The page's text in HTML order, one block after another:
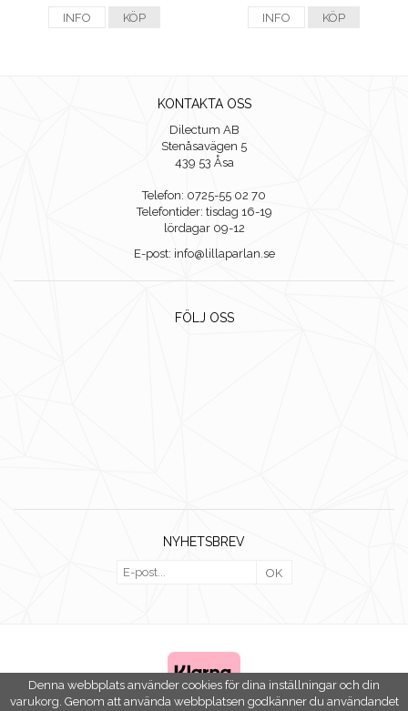
INFO KÖP INFO KÖP
KONTAKTA OSS
Dilectum AB
Stenåsavägen 5
439 53 Åsa
Telefon: 0725-55 02 70
Telefontider: tisdag 16-19
lördagar 09-12
E-post: info@lillaparlan.se
FÖLJ OSS
NYHETSBREV
OK
Denna webbplats använder cookies för dina inställningar och din
varukorg. Genom att använda webbplatsen godkänner du användandet